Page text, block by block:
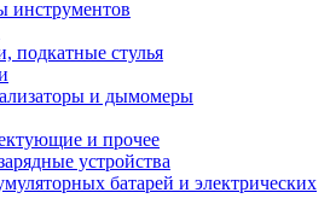
инструментов
подкатные стулья
и дымомеры
и прочее
устройства
батарей и электрических